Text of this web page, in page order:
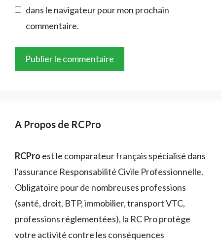
dans le navigateur pour mon prochain
commentaire.
A Propos de RCPro
RCPro est le comparateur français spécialisé dans
l'assurance Responsabilité Civile Professionnelle.
Obligatoire pour de nombreuses professions
(santé, droit, BTP, immobilier, transport VTC,
professions réglementées), la RC Pro protège
votre activité contre les conséquences